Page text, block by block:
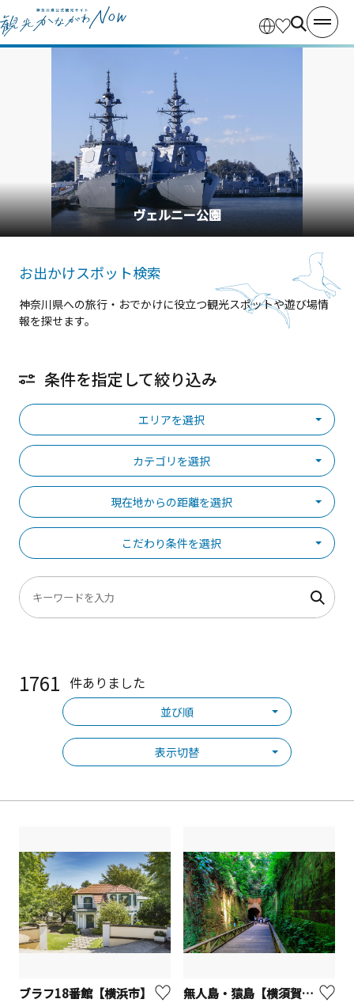
横浜中華街
お出かけスポット検索
神奈川県への旅行・おでかけに役立つ観光スポットや遊び場情
報を探せます。
条件を指定して絞り込み
エリアを選択
カテゴリを選択
現在地からの距離を選択
こだわり条件を選択
1761 件ありました
並び順
表示切替
ブラフ18番館【横浜市】 無人島・猿島【横須賀市】